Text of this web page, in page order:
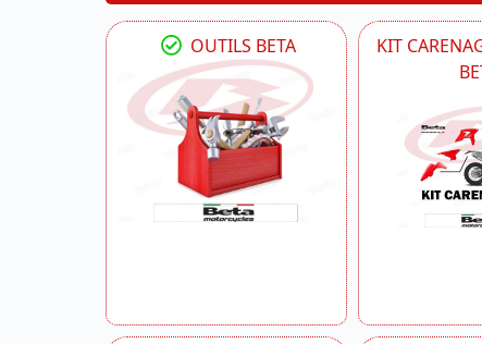
OUTILS BETA
KIT